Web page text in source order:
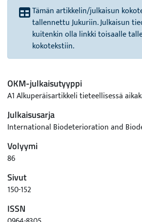
Tämän artikkelin/julkaisun
tallennettu Jukuriin. Julkaisun
kuitenkin olla linkki toisaalle
kokotekstiin.
OKM-julkaisutyyppi
A1 Alkuperäisartikkeli tieteellisessä
Julkaisusarja
International Biodeterioration and
Volyymi
86
Sivut
150-152
ISSN